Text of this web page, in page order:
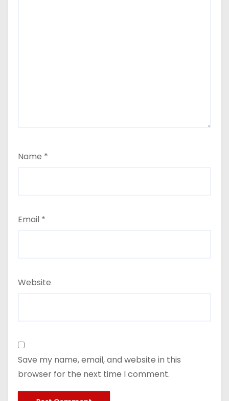
Name *
Email *
Website
Save my name, email, and website in this
browser for the next time I comment.